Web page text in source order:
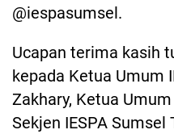
@iespasumsel.
Ucapan terima kasih
kepada Ketua Umum
Zakhary, Ketua
Sekjen IESPA